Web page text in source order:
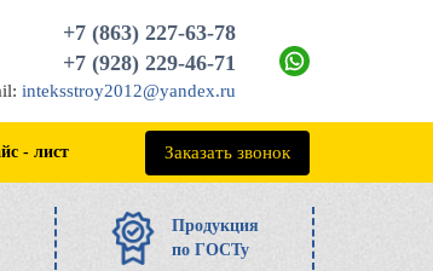
+7 (863) 227-63-78
+7 (928) 229-46-71
inteksstroy2012@yandex.ru
- лист +7 (863) 227-63-78
Заказать звонок
Продукция
по ГОСТу